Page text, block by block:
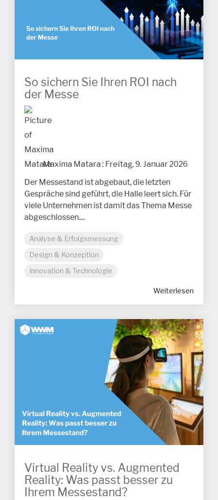
So sichern Sie Ihren ROI nach
der Messe
Maxima Matara : Freitag, 9. Januar 2026
Der Messestand ist abgebaut, die letzten
Gespräche sind geführt, die Halle leert sich. Für
viele Unternehmen ist damit das Thema Messe
abgeschlossen....
Analyse & Erfolgsmessung
Design & Konzeption
Innovation & Technologie
Weiterlesen
Virtual Reality vs. Augmented
Reality: Was passt besser zu
Ihrem Messestand?